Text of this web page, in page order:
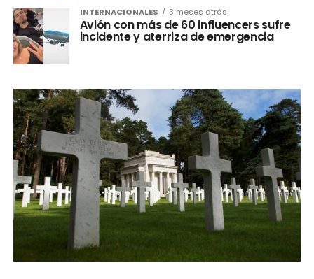
INTERNACIONALES 3 meses atrás
Avión con más de 60 influencers sufre
incidente y aterriza de emergencia